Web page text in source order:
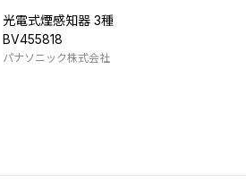
光電式煙感知器 3種
BV455818
パナソニック株式会社